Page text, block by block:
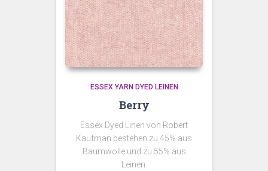
ESSEX YARN DYED LEINEN
Berry
Essex Dyed Linen von Robert
Kaufman bestehen zu 45% aus
Baumwolle und zu 55% aus
Leinen.